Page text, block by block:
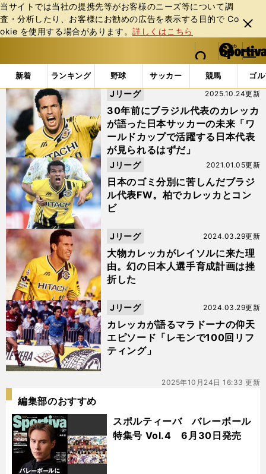
当サイトでは当社の提携先等がお客様のニーズ等について調
査・分析したり、お客様にお勧めの広告を表⽰する⽬的で Co
okie を使⽤する場合があります。詳しくはこちら
閉じ
る
web Sportiva (webスポルティーバ)
検索
マイペ
ー
ジ
メニュ
新着 ランキング 野球 サッカー 競馬 ゴ
b
ス
ポ
ル
テ
ィ
ー
バ
「#カレッカ」の最新ニュース・ 情報
30年前にブラジル代表のカレッカ
が語った日本サッカーの未来「ワ
ールドカップで活躍する日本代表
が見られるはずだ」
2025.10.24更新
Jリーグ
日本のゴミ分別に苦しんだブラジ
ル代表FW。柏でカレッカとコン
ビ
2021.01.05更新
Jリーグ
大物カレッカがレイソルに来た理
由。幻の日本人選手育成計画は挫
折した
2024.03.29更新
Jリーグ
カレッカが語るマラドーナの仰天
エピソード「レモンで100回リフ
ティング」
2024.03.29更新
Jリーグ
2025年10月24日 16:33 更新
編集部のおすすめ
スポルティーバ バレーボール
特集号 Vol.4 6月30日発売